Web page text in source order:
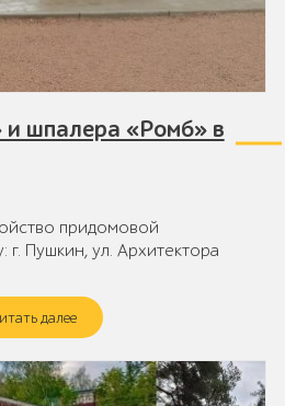
и шпалера «Ромб» в
придомовой
г. Пушкин, ул. Архитектора
далее